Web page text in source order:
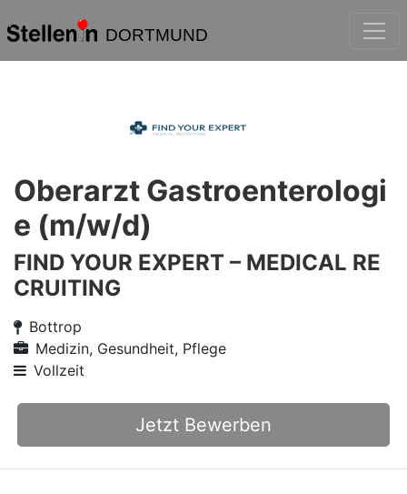
DORTMUND
Oberarzt Gastroenterologi
e (m/w/d)
FIND YOUR EXPERT – MEDICAL RE
CRUITING
Bottrop
Medizin, Gesundheit, Pflege
Vollzeit
Jetzt Bewerben